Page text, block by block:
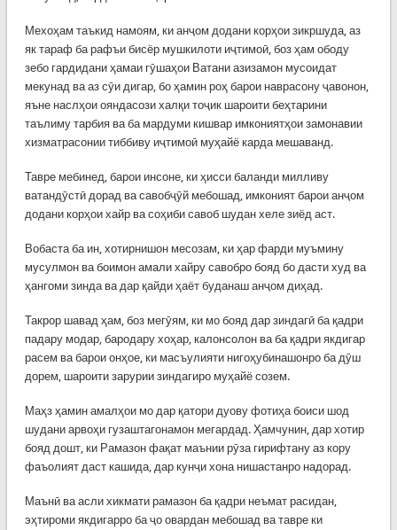
Мехоҳам таъкид намоям, ки анҷом додани корҳои зикршуда, аз
як тараф ба рафъи бисёр мушкилоти иҷтимоӣ, боз ҳам ободу
зебо гардидани ҳамаи гӯшаҳои Ватани азизамон мусоидат
мекунад ва аз сӯи дигар, бо ҳамин роҳ барои наврасону ҷавонон,
яъне наслҳои ояндасози халқи тоҷик шароити беҳтарини
таълиму тарбия ва ба мардуми кишвар имкониятҳои замонавии
хизматрасонии тиббиву иҷтимоӣ муҳайё карда мешаванд.
Тавре мебинед, барои инсоне, ки ҳисси баланди милливу
ватандӯстӣ дорад ва савобҷӯй мебошад, имконият барои анҷом
додани корҳои хайр ва соҳиби савоб шудан хеле зиёд аст.
Вобаста ба ин, хотирнишон месозам, ки ҳар фарди муъмину
мусулмон ва боимон амали хайру савобро бояд бо дасти худ ва
ҳангоми зинда ва дар қайди ҳаёт буданаш анҷом диҳад.
Такрор шавад ҳам, боз мегӯям, ки мо бояд дар зиндагӣ ба қадри
падару модар, бародару хоҳар, калонсолон ва ба қадри якдигар
расем ва барои онҳое, ки масъулияти нигоҳубинашонро ба дӯш
дорем, шароити зарурии зиндагиро муҳайё созем.
Маҳз ҳамин амалҳои мо дар қатори дуову фотиҳа боиси шод
шудани арвоҳи гузаштагонамон мегардад. Ҳамчунин, дар хотир
бояд дошт, ки Рамазон фақат маънии рӯза гирифтану аз кору
фаъолият даст кашида, дар кунҷи хона нишастанро надорад.
Маънӣ ва асли хикмати рамазон ба қадри неъмат расидан,
эҳтироми якдигарро ба ҷо овардан мебошад ва тавре ки